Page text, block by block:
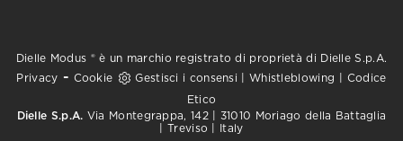
Dielle Modus ® è un marchio registrato di proprietà di Dielle S.p.A.
Privacy - Cookie Gestisci i consensi Whistleblowing
Codice
Etico
Dielle S.p.A. Via Montegrappa, 142 | 31010 Moriago della Battaglia
| Treviso | Italy